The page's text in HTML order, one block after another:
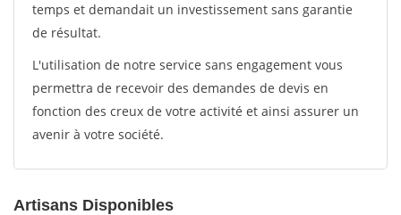
temps et demandait un investissement sans garantie
de résultat.
L'utilisation de notre service sans engagement vous
permettra de recevoir des demandes de devis en
fonction des creux de votre activité et ainsi assurer un
avenir à votre société.
Artisans Disponibles